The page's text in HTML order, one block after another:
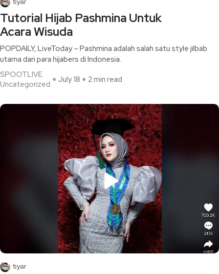
Tutorial Hijab Pashmina Untuk
Acara Wisuda
POPDAILY, LiveToday – Pashmina adalah salah satu style jilbab
utama dari para hijabers di Indonesia.
SPOOTLIVE
Uncategorized
July 18 2 min read
tiyar